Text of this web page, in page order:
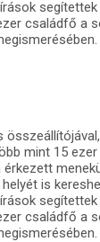
családfő a
mint 15
is
családfő a